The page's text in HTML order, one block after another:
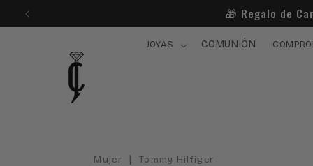
directamente
al contenido
🎁​ Regalo de
JOYAS COMUNIÓN
Mujer | Tommy Hilfiger